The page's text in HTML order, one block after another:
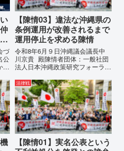
づ
公
？
の
追
え
【陳情03】違法な沖縄県の
条例運用が改善されるまで
運用停止を求める陳情
令和8年6月９日沖縄議会議長中
川京貴 殿陳情者団体：一般社団
法人日本沖縄政策研究フォーラム
所：沖縄県那覇市電 話：080-違
法な沖縄県の条例運用が改善され
るまで運用停止を求める陳情陳情
の趣旨沖縄県は、「沖縄県...
法律戦
【陳情01】実名公表という